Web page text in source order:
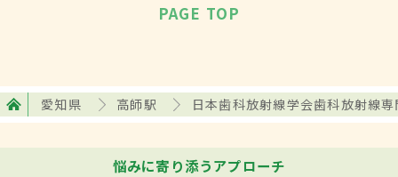
PAGE TOP
愛知県 高師駅 日本歯科放射線学会歯科放射線
悩みに寄り添うアプローチ